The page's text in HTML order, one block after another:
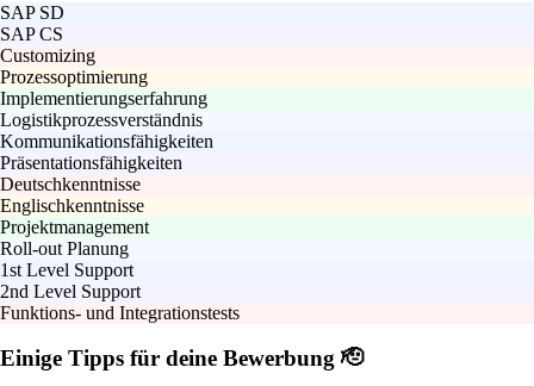
SAP SD
SAP CS
Customizing
Prozessoptimierung
Implementierungserfahrung
Logistikprozessverständnis
Kommunikationsfähigkeiten
Präsentationsfähigkeiten
Deutschkenntnisse
Englischkenntnisse
Projektmanagement
Roll-out Planung
1st Level Support
2nd Level Support
Funktions- und Integrationstests
Einige Tipps für deine Bewerbung 🫡